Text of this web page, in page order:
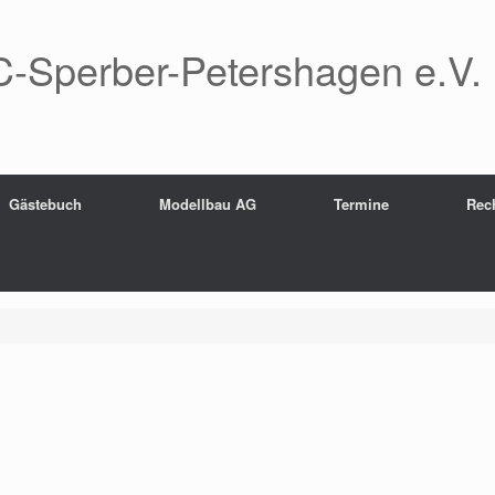
Sperber-Petershagen e.V.
Gästebuch Modellbau AG Termine